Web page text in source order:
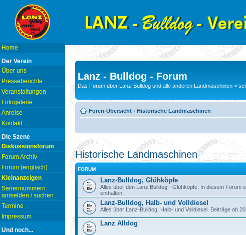
Home
Der Verein
Über uns
Presseberichte
Veranstaltungen
Fotogalerie
Anreise
Kontakt
Die Szene
Diskussionsforum
Forum Archiv
Forum (englisch)
Kleinanzeigen
Seriennummern
anmelden / suchen
Termine
Impressum
Und noch...
Lanz - Bulldog - Forum
Das Forum über Lanz-Bulldog und alle anderen Landmaschinen >
Foren-Übersicht ‹ Historische Landmaschinen
Historische Landmaschinen
FORUM
Lanz-Bulldog, Glühköpfe
Alles über den Lanz Bulldog - Glühköpfe. In diesem Forum
enthalten.
Lanz-Bulldog, Halb- und Volldiesel
Alles über Lanz-Bulldog, Halb- und Volldiesel. Beiträge ab
Lanz Alldog